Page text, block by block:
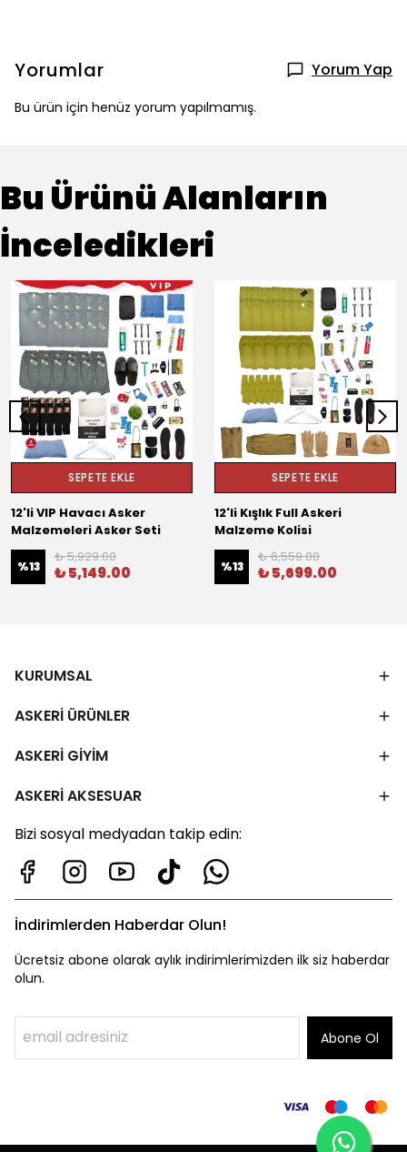
Yorumlar Yorum Yap
Bu ürün için henüz yorum yapılmamış.
Bu Ürünü Alanların
İnceledikleri
SEPETE EKLE
12'li VIP Havacı Asker
Malzemeleri Asker Seti
%13
₺ 5,929.00
₺ 5,149.00
SEPETE EKLE
12'li Kışlık Full Askeri
Malzeme Kolisi
%13
₺ 6,559.00
₺ 5,699.00
KURUMSAL
ASKERİ ÜRÜNLER
ASKERİ GİYİM
ASKERİ AKSESUAR
Bizi sosyal medyadan takip edin:
İndirimlerden Haberdar Olun!
Ücretsiz abone olarak aylık indirimlerimizden ilk siz haberdar
olun.
Abone Ol